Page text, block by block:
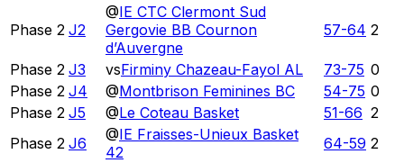
Phase 2 J2
@IE CTC Clermont Sud
Gergovie BB Cournon
d’Auvergne
57-64 2
Phase 2 J3 vsFirminy Chazeau-Fayol AL 73-75 0
Phase 2 J4 @Montbrison Feminines BC 54-75 0
Phase 2 J5 @Le Coteau Basket 51-66 2
Phase 2 J6 @IE Fraisses-Unieux Basket
42
64-59 2